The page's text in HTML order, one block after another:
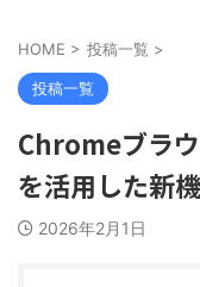
HOME > 投稿一覧 >
投稿一覧
Chromeブラ
を活用した新
2026年2月1日